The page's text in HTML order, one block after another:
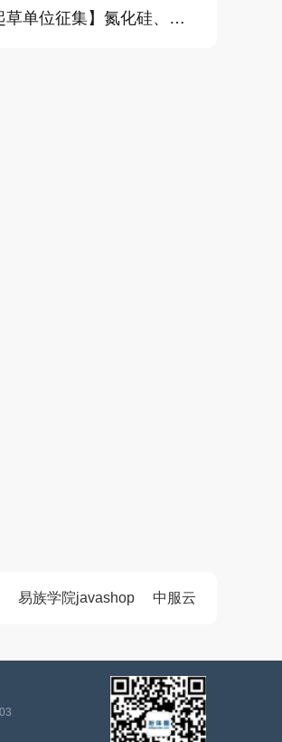
【团标起草单位征集】氮化硅、金刚石、碳化铪、氧化铝等
易族学院javashop 中服云